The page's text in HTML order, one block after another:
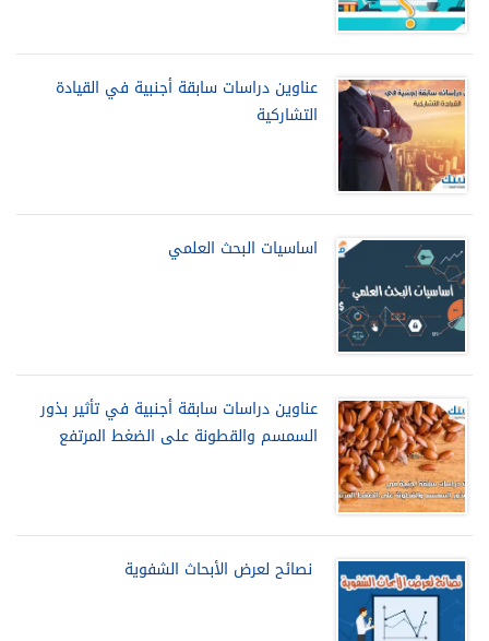
عناوين دراسات سابقة أجنبية في القيادة
التشاركية
اساسيات البحث العلمي
عناوين دراسات سابقة أجنبية في تأثير بذور
السمسم والقطونة على الضغط المرتفع
نصائح لعرض الأبحاث الشفوية